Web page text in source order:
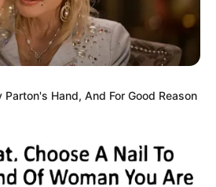
Parton's Hand, And For Good Reason